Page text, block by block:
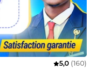
5,0 (160)